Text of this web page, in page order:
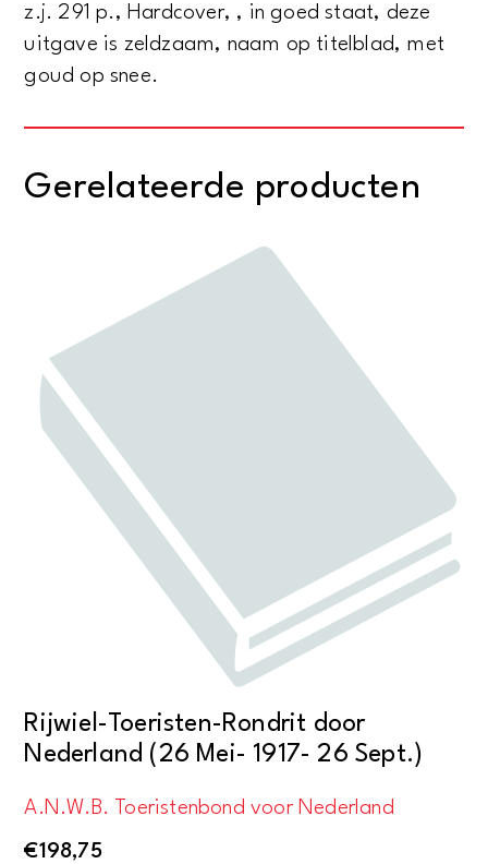
z.j. 291 p., Hardcover, , in goed staat, deze
uitgave is zeldzaam, naam op titelblad, met
goud op snee.
Gerelateerde producten
Rijwiel-Toeristen-Rondrit door
Nederland (26 Mei- 1917- 26 Sept.)
A.N.W.B. Toeristenbond voor Nederland
€198,75